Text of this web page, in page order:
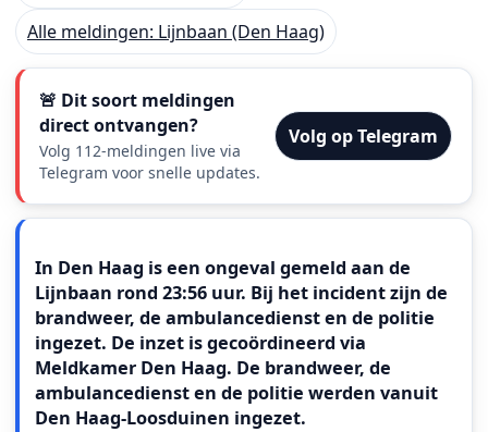
Alle meldingen: Lijnbaan (Den Haag)
🚨 Dit soort meldingen
direct ontvangen?
Volg 112-meldingen live via
Telegram voor snelle updates.
Volg op Telegram
In Den Haag is een ongeval gemeld aan de
Lijnbaan rond 23:56 uur. Bij het incident zijn de
brandweer, de ambulancedienst en de politie
ingezet. De inzet is gecoördineerd via
Meldkamer Den Haag. De brandweer, de
ambulancedienst en de politie werden vanuit
Den Haag-Loosduinen ingezet.